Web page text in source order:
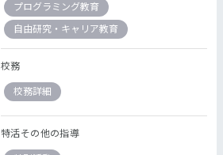
プログラミング教育
自由研究・キャリア教育
校務
校務詳細
特活その他の指導